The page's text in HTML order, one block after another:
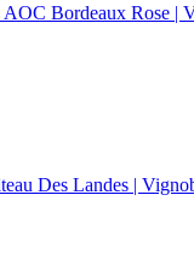
Bordeaux Rose |
Des Landes |